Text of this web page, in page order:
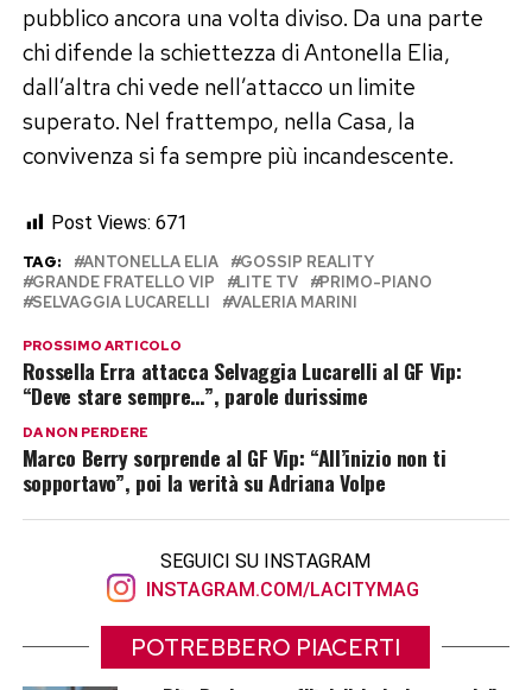
pubblico ancora una volta diviso. Da una parte
chi difende la schiettezza di Antonella Elia,
dall’altra chi vede nell’attacco un limite
superato. Nel frattempo, nella Casa, la
convivenza si fa sempre più incandescente.
Post Views: 671
TAG: ANTONELLA ELIA
GOSSIP REALITY
GRANDE FRATELLO VIP
LITE TV
PRIMO-PIANO
SELVAGGIA LUCARELLI
VALERIA MARINI
PROSSIMO ARTICOLO
Rossella Erra attacca Selvaggia Lucarelli al GF Vip:
“Deve stare sempre…”, parole durissime
DA NON PERDERE
Marco Berry sorprende al GF Vip: “All’inizio non ti
sopportavo”, poi la verità su Adriana Volpe
SEGUICI SU INSTAGRAM
INSTAGRAM.COM/LACITYMAG
POTREBBERO PIACERTI